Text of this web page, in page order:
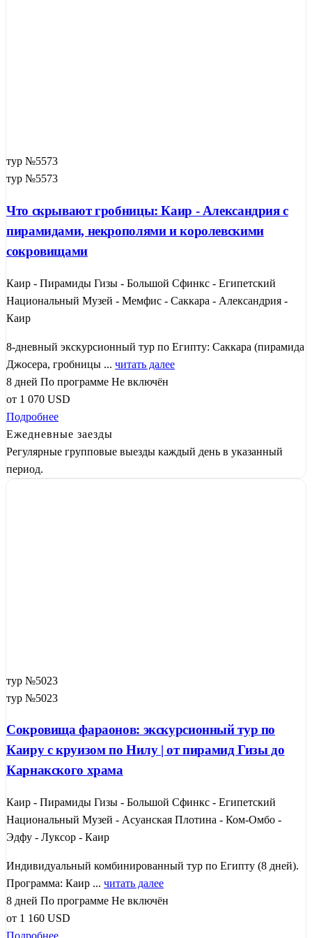
тур №5573
тур №5573
Что скрывают гробницы: Каир - Александрия с
пирамидами, некрополями и королевскими
сокровищами
Каир - Пирамиды Гизы - Большой Сфинкс - Египетский
Национальный Музей - Мемфис - Саккара - Александрия -
Каир
8-дневный экскурсионный тур по Египту: Саккара (пирамида
Джосера, гробницы ... читать далее
8 дней По программе Не включён
от 1 070 USD
Подробнее
Ежедневные заезды
Регулярные групповые выезды каждый день в указанный
период.
тур №5023
тур №5023
Сокровища фараонов: экскурсионный тур по
Каиру с круизом по Нилу | от пирамид Гизы до
Карнакского храма
Каир - Пирамиды Гизы - Большой Сфинкс - Египетский
Национальный Музей - Асуанская Плотина - Ком-Омбо -
Эдфу - Луксор - Каир
Индивидуальный комбинированный тур по Египту (8 дней).
Программа: Каир ... читать далее
8 дней По программе Не включён
от 1 160 USD
Подробнее